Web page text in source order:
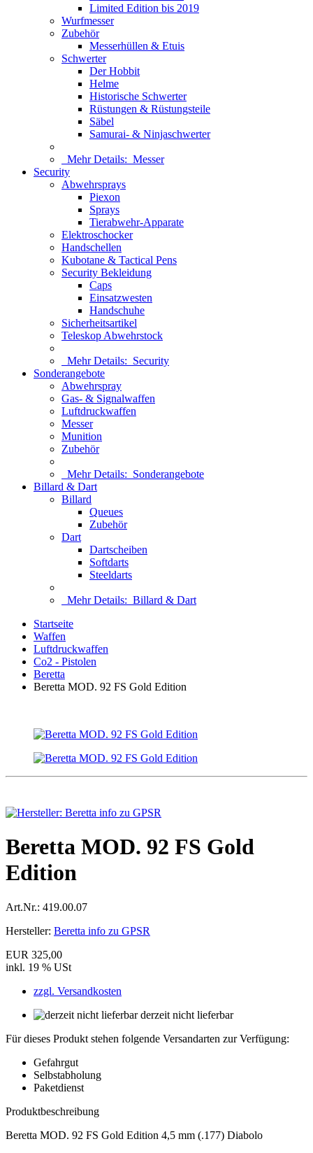
Limited Edition bis 2019
Wurfmesser
Zubehör
Messerhüllen & Etuis
Schwerter
Der Hobbit
Helme
Historische Schwerter
Rüstungen & Rüstungsteile
Säbel
Samurai- & Ninjaschwerter
Mehr Details: Messer
Security
Abwehrsprays
Piexon
Sprays
Tierabwehr-Apparate
Elektroschocker
Handschellen
Kubotane & Tactical Pens
Security Bekleidung
Caps
Einsatzwesten
Handschuhe
Sicherheitsartikel
Teleskop Abwehrstock
Mehr Details: Security
Sonderangebote
Abwehrspray
Gas- & Signalwaffen
Luftdruckwaffen
Messer
Munition
Zubehör
Mehr Details: Sonderangebote
Billard & Dart
Billard
Queues
Zubehör
Dart
Dartscheiben
Softdarts
Steeldarts
Mehr Details: Billard & Dart
Startseite
Waffen
Luftdruckwaffen
Co2 - Pistolen
Beretta
Beretta MOD. 92 FS Gold Edition
Beretta MOD. 92 FS Gold
Edition
Art.Nr.: 419.00.07
Hersteller: Beretta info zu GPSR
EUR 325,00
inkl. 19 % USt
zzgl. Versandkosten
derzeit nicht lieferbar
Für dieses Produkt stehen folgende Versandarten zur Verfügung:
Gefahrgut
Selbstabholung
Paketdienst
Produktbeschreibung
Beretta MOD. 92 FS Gold Edition 4,5 mm (.177) Diabolo